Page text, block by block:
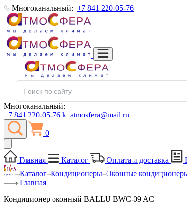
Многоканальный: +7 841 220-05-76
Многоканальный:
+7 841 220-05-76 k_atmosfera@mail.ru
0
Главная Каталог Оплата и доставка
Каталог Кондиционеры Оконные
Главная
Кондиционер оконный BALLU BWC-09 AC